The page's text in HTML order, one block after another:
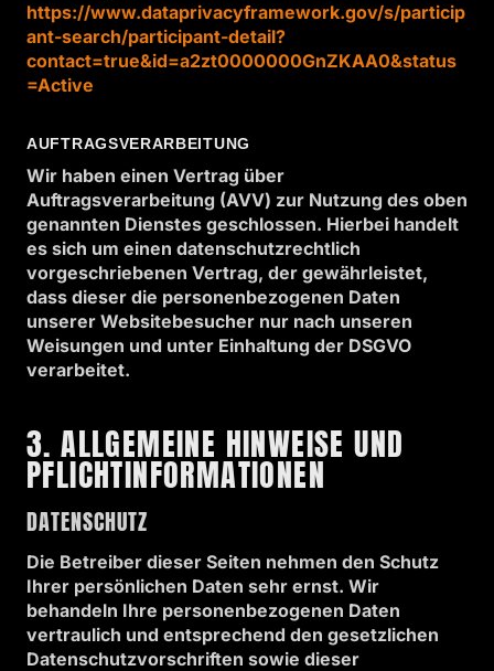
https://www.dataprivacyframework.gov/s/particip
ant-search/participant-detail?
contact=true&id=a2zt0000000GnZKAA0&status
=Active
AUFTRAGSVERARBEITUNG
Wir haben einen Vertrag über
Auftragsverarbeitung (AVV) zur Nutzung des oben
genannten Dienstes geschlossen. Hierbei handelt
es sich um einen datenschutzrechtlich
vorgeschriebenen Vertrag, der gewährleistet,
dass dieser die personenbezogenen Daten
unserer Websitebesucher nur nach unseren
Weisungen und unter Einhaltung der DSGVO
verarbeitet.
3. ALLGEMEINE HINWEISE UND
PFLICHT­INFORMATIONEN
DATENSCHUTZ
Die Betreiber dieser Seiten nehmen den Schutz
Ihrer persönlichen Daten sehr ernst. Wir
behandeln Ihre personenbezogenen Daten
vertraulich und entsprechend den gesetzlichen
Datenschutzvorschriften sowie dieser